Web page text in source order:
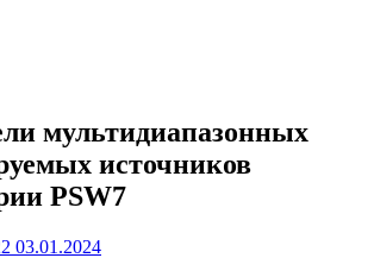
мультидиапазонных
источников
PSW7
03.01.2024